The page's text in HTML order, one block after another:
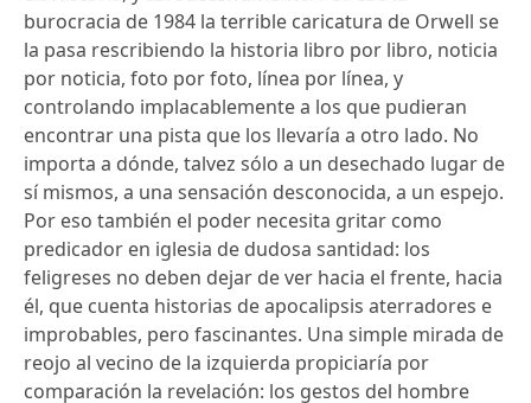
burocracia de 1984 la terrible caricatura de Orwell se
la pasa rescribiendo la historia libro por libro, noticia
por noticia, foto por foto, línea por línea, y
controlando implacablemente a los que pudieran
encontrar una pista que los llevaría a otro lado. No
importa a dónde, talvez sólo a un desechado lugar de
sí mismos, a una sensación desconocida, a un espejo.
Por eso también el poder necesita gritar como
predicador en iglesia de dudosa santidad: los
feligreses no deben dejar de ver hacia el frente, hacia
él, que cuenta historias de apocalipsis aterradores e
improbables, pero fascinantes. Una simple mirada de
reojo al vecino de la izquierda propiciaría por
comparación la revelación: los gestos del hombre